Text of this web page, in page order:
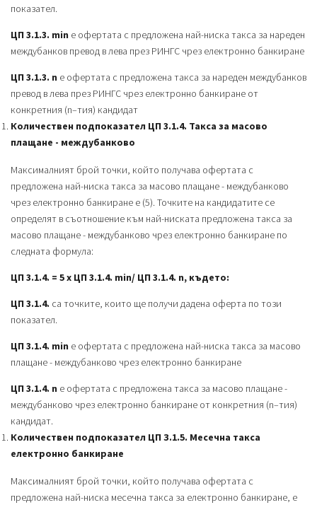
показател.
ЦП 3.1.3. min е офертата с предложена най-ниска такса за нареден
междубанков превод в лева през РИНГС чрез електронно банкиране
ЦП 3.1.3. n е офертата с предложена такса за нареден междубанков
превод в лева през РИНГС чрез електронно банкиране от
конкретния (n–тия) кандидат
Количествен подпоказател ЦП 3.1.4. Такса за масово
плащане - междубанково
Максималният брой точки, който получава офертата с
предложена най-ниска такса за масово плащане - междубанково
чрез електронно банкиране е (5). Точките на кандидатите се
определят в съотношение към най-ниската предложена такса за
масово плащане - междубанково чрез електронно банкиране по
следната формула:
ЦП 3.1.4. = 5 х ЦП 3.1.4. min/ ЦП 3.1.4. n, където:
ЦП 3.1.4. са точките, които ще получи дадена оферта по този
показател.
ЦП 3.1.4. min е офертата с предложена най-ниска такса за масово
плащане - междубанково чрез електронно банкиране
ЦП 3.1.4. n е офертата с предложена такса за масово плащане -
междубанково чрез електронно банкиране от конкретния (n–тия)
кандидат.
Количествен подпоказател ЦП З.1.5. Месечна такса
електронно банкиране
Максималният брой точки, който получава офертата с
предложена най-ниска месечна такса за електронно банкиране, е